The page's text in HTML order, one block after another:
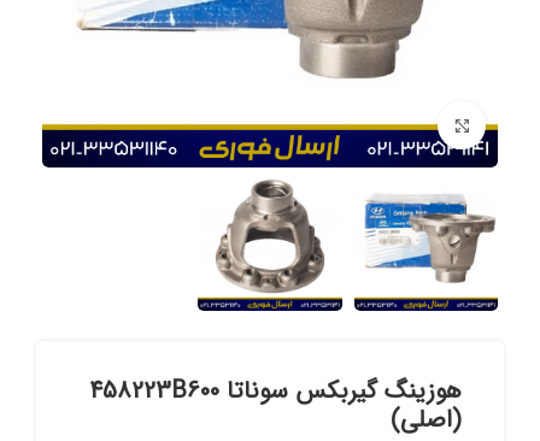
برای بزرگنمایی کلیک کنید
هوزینگ گیربکس سوناتا 458223B600
(اصلی)